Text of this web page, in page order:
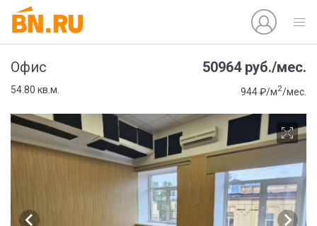
Офис 50964 руб./мес.
54.80 кв.м. 944 ₽/м2/мес.